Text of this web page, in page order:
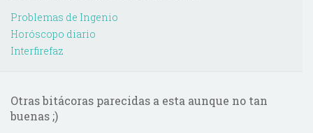
Problemas de Ingenio
Horóscopo diario
Interfirefaz
Otras bitácoras parecidas a esta aunque no tan
buenas ;)